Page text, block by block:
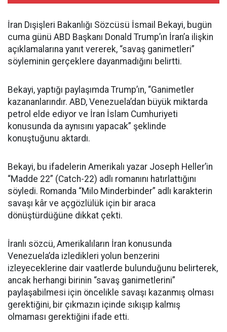
İran Dışişleri Bakanlığı Sözcüsü İsmail Bekayi, bugün
cuma günü ABD Başkanı Donald Trump’ın İran’a ilişkin
açıklamalarına yanıt vererek, “savaş ganimetleri”
söyleminin gerçeklere dayanmadığını belirtti.
Bekayi, yaptığı paylaşımda Trump’ın, “Ganimetler
kazananlarındır. ABD, Venezuela’dan büyük miktarda
petrol elde ediyor ve İran İslam Cumhuriyeti
konusunda da aynısını yapacak” şeklinde
konuştuğunu aktardı.
Bekayi, bu ifadelerin Amerikalı yazar Joseph Heller’in
“Madde 22” (Catch-22) adlı romanını hatırlattığını
söyledi. Romanda “Milo Minderbinder” adlı karakterin
savaşı kâr ve açgözlülük için bir araca
dönüştürdüğüne dikkat çekti.
İranlı sözcü, Amerikalıların İran konusunda
Venezuela’da izledikleri yolun benzerini
izleyeceklerine dair vaatlerde bulunduğunu belirterek,
ancak herhangi birinin “savaş ganimetlerini”
paylaşabilmesi için öncelikle savaşı kazanmış olması
gerektiğini, bir çıkmazın içinde sıkışıp kalmış
olmaması gerektiğini ifade etti.